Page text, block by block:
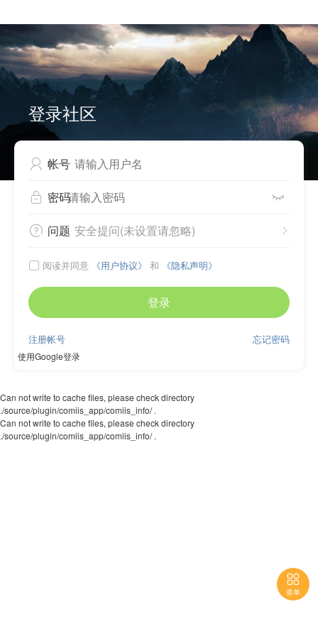
Can not write to cache files, please check directory
./source/plugin/comiis_app/comiis_info/ .
登录社区
 帐号
 密码 
 问题 
安全提问(未设置请忽略)
 阅读并同意 《用户协议》 和 《隐私声明》
登录
忘记密码
注册帐号
使用Google登录
Can not write to cache files, please check directory
./source/plugin/comiis_app/comiis_info/ .

菜单
Can not write to cache files, please check directory
./source/plugin/comiis_app/comiis_info/ .